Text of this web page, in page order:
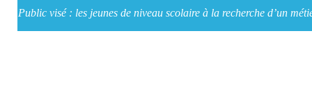
Public visé : les jeunes de niveau scolaire à la recherche d’un